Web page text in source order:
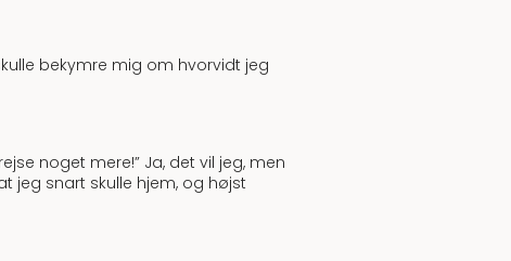
bekymre mig om hvorvidt jeg
noget mere!” Ja, det vil jeg, men
jeg snart skulle hjem, og højst